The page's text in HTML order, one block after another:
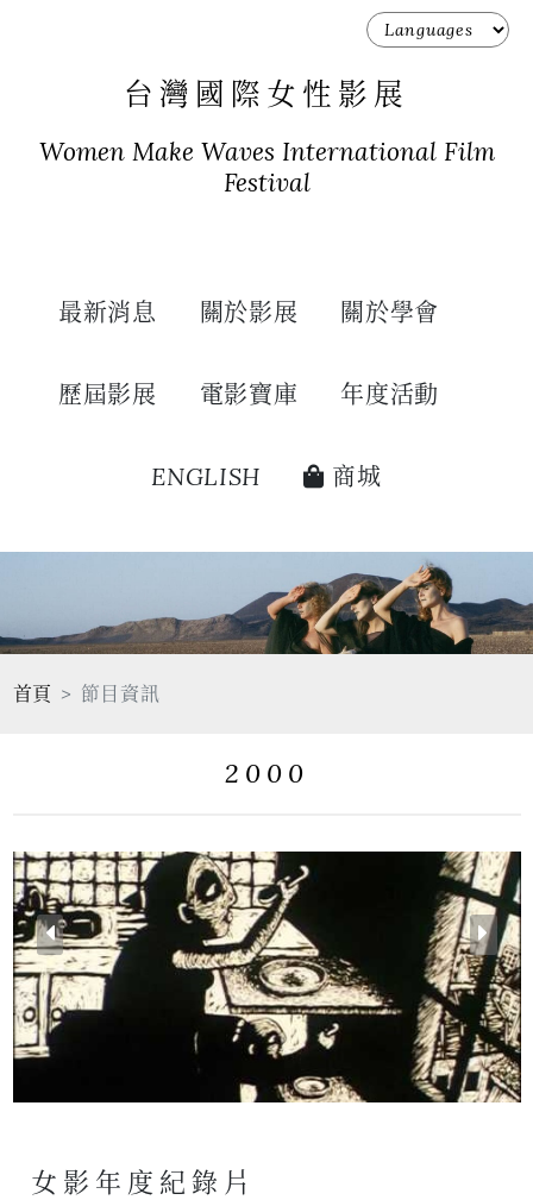
台灣國際女性影展
Women Make Waves International Film
Festival
最新消息 關於影展 關於學會
歷屆影展 電影寶庫 年度活動
ENGLISH 商城
首頁 節目資訊
2000
女影年度紀錄片